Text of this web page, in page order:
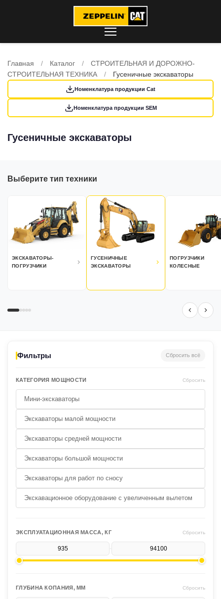
Главная / Каталог /
СТРОИТЕЛЬНАЯ И ДОРОЖНО-
СТРОИТЕЛЬНАЯ ТЕХНИКА
/ Гусеничные экскаваторы
Номенклатура продукции Cat
Номенклатура продукции SEM
Гусеничные экскаваторы
Выберите тип техники
ЭКСКАВАТОРЫ-
ПОГРУЗЧИКИ
ГУСЕНИЧНЫЕ
ЭКСКАВАТОРЫ
ПОГРУЗЧИКИ
КОЛЕСНЫЕ
Фильтры Сбросить всё
КАТЕГОРИЯ МОЩНОСТИ Сбросить
Мини-экскаваторы
Экскаваторы малой мощности
Экскаваторы средней мощности
Экскаваторы большой мощности
Экскаваторы для работ по сносу
Экскавационное оборудование с увеличенным вылетом
ЭКСПЛУАТАЦИОННАЯ МАССА, КГ Сбросить
-
ГЛУБИНА КОПАНИЯ, ММ Сбросить